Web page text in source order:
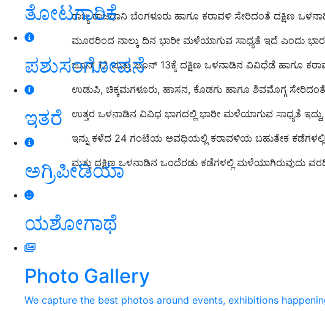
ತೋಟಗಾರಿಕೆ
ಪಶುಸಂಗೋಪನೆ
ಇತರೆ
ಅಗ್ರಿಪೀಡಿಯಾ
ಯಶೋಗಾಥೆ
Photo Gallery
We capture the best photos around events, exhibitions
ರಾಜ್ಯ ರಾಜಧಾನಿ ಬೆಂಗಳೂರು ಹಾಗೂ ಕರಾವಳಿ ಸೇರಿದಂತೆ ದಕ್ಷಿಣ
ಮೂರರಿಂದ ನಾಲ್ಕು ದಿನ ಭಾರೀ ಮಳೆಯಾಗುವ ಸಾಧ್ಯತೆ ಇದೆ ಎಂದು
ಜೂನ್‌ 12 ಮತ್ತು ಜೂನ್‌ 13ಕ್ಕೆ ದಕ್ಷಿಣ ಒಳನಾಡಿನ ವಿವಿಧೆಡೆ ಹಾಗೂ
ಉಡುಪಿ, ಚಿಕ್ಕಮಗಳೂರು, ಹಾಸನ, ಕೊಡಗು ಹಾಗೂ ಶಿವಮೊಗ್ಗ
ಉತ್ತರ ಒಳನಾಡಿನ ವಿವಿಧ ಭಾಗದಲ್ಲಿ ಭಾರೀ ಮಳೆಯಾಗುವ ಸಾಧ್ಯತೆ
ಇನ್ನು ಕಳೆದ 24 ಗಂಟೆಯ ಅವಧಿಯಲ್ಲಿ ಕರಾವಳಿಯ ಬಹುತೇಕ
ಮತ್ತು ದಕ್ಷಿಣ ಒಳನಾಡಿನ ಒಂದೆರಡು ಕಡೆಗಳಲ್ಲಿ ಮಳೆಯಾಗಿರುವುದು